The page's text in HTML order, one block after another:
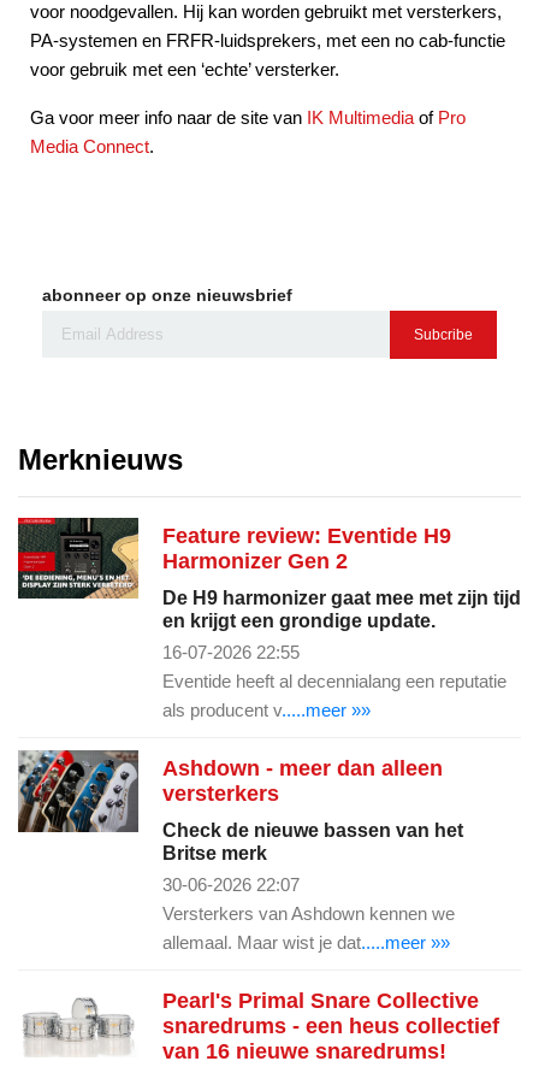
voor noodgevallen. Hij kan worden gebruikt met versterkers,
PA-systemen en FRFR-luidsprekers, met een no cab-functie
voor gebruik met een ‘echte’ versterker.
Ga voor meer info naar de site van IK Multimedia of Pro
Media Connect.
abonneer op onze nieuwsbrief
Subcribe
Merknieuws
Feature review: Eventide H9
Harmonizer Gen 2
De H9 harmonizer gaat mee met zijn tijd
en krijgt een grondige update.
16-07-2026 22:55
Eventide heeft al decennialang een reputatie
als producent v.....meer »»
Ashdown - meer dan alleen
versterkers
Check de nieuwe bassen van het
Britse merk
30-06-2026 22:07
Versterkers van Ashdown kennen we
allemaal. Maar wist je dat.....meer »»
Pearl's Primal Snare Collective
snaredrums - een heus collectief
van 16 nieuwe snaredrums!